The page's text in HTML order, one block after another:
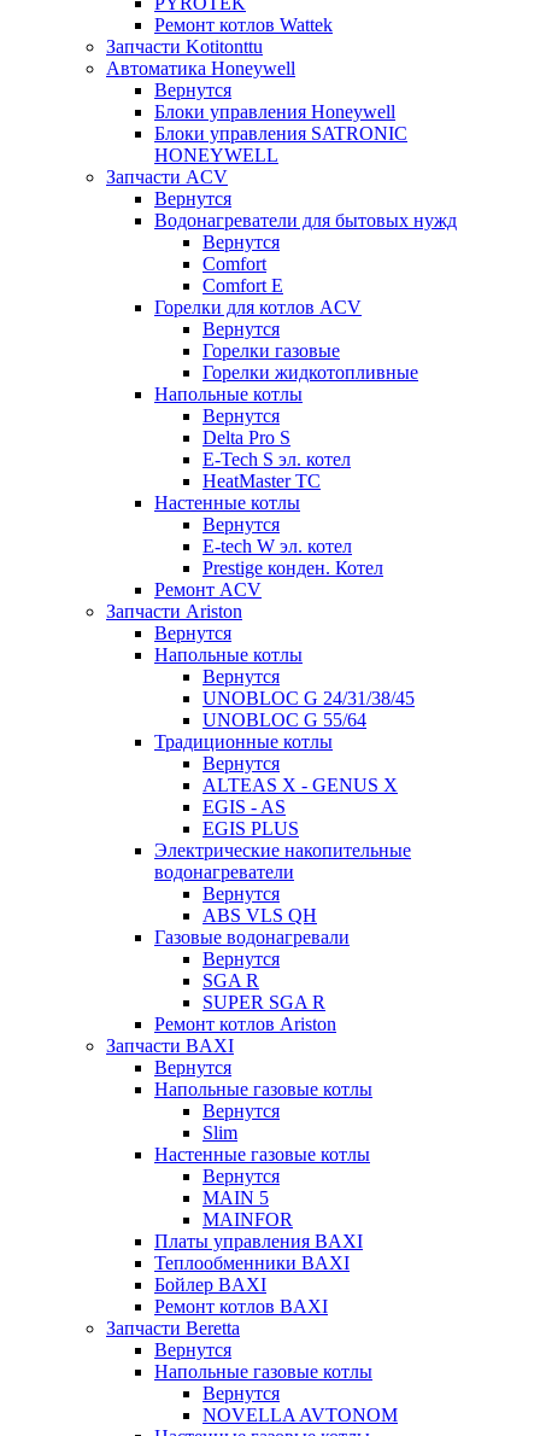
Ремонт котлов Wattek
Запчасти Kotitonttu
Автоматика Honeywеll
Вернутся
Блоки управления Honeywell
Блоки управления SATRONIC
HONEYWELL
Запчасти ACV
Вернутся
Водонагреватели для бытовых нужд
Вернутся
Comfort
Comfort E
Горелки для котлов ACV
Вернутся
Горелки газовые
Горелки жидкотопливные
Напольные котлы
Вернутся
Delta Pro S
E-Tech S эл. котел
HeatMaster TC
Настенные котлы
Вернутся
E-tech W эл. котел
Prestige конден. Котел
Ремонт ACV
Запчасти Ariston
Вернутся
Напольные котлы
Вернутся
UNOBLOC G 24/31/38/45
UNOBLOC G 55/64
Традиционные котлы
Вернутся
ALTEAS X - GENUS X
EGIS - AS
EGIS PLUS
Электрические накопительные
водонагреватели
Вернутся
ABS VLS QH
Газовые водонагревали
Вернутся
SGA R
SUPER SGA R
Ремонт котлов Ariston
Запчасти BAXI
Вернутся
Напольные газовые котлы
Вернутся
Slim
Настенные газовые котлы
Вернутся
MAIN 5
MAINFOR
Платы управления BAXI
Теплообменники BAXI
Бойлер BAXI
Ремонт котлов BAXI
Запчасти Beretta
Вернутся
Напольные газовые котлы
Вернутся
NOVELLA AVTONOM